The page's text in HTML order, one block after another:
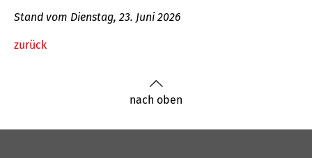
Stand vom Dienstag, 23. Juni 2026
zurück
nach oben